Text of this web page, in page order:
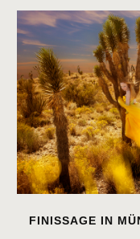
FINISSAGE IN